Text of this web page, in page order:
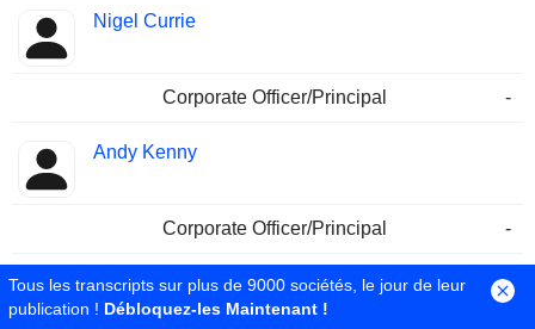
Nigel Currie
Corporate Officer/Principal -
Andy Kenny
Corporate Officer/Principal -
Robert Collymore
Tous les transcripts sur plus de 9000 sociétés, le jour de leur
publication ! Débloquez-les Maintenant !